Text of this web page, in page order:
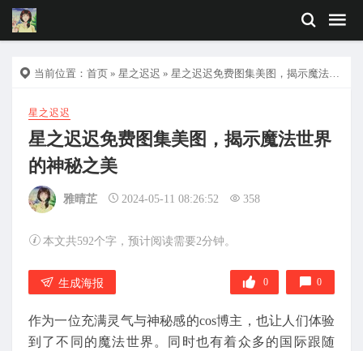
当前位置： 首页 » 星之迟迟 » 星之迟迟免费图集美图，揭示魔法世界的神秘之美
星之迟迟
星之迟迟免费图集美图，揭示魔法世界
的神秘之美
雅晴芷 2024-05-11 08:26:52 358
本文共592个字，预计阅读需要2分钟。
生成海报 0 0
作为一位充满灵气与神秘感的cos博主，也让人们体验
到了不同的魔法世界。同时也有着众多的国际跟随